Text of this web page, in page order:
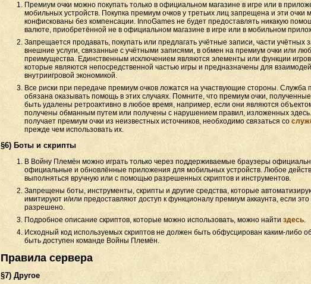
Премиум очки можно покупать только в официальном магазине в игре или в
мобильных устройств. Покупка премиум очков у третьих лиц запрещена и эти очки
конфискованы без компенсации. InnoGames не будет предоставлять никакую
валюте, приобретённой не в официальном магазине в игре или в мобильном
Запрещается продавать, покупать или предлагать учётные записи, части учётных
внешние услуги, связанные с учётными записями, в обмен на премиум очки или
преимущества. Единственным исключением являются элементы или функции
которые являются непосредственной частью игры и предназначены для
внутриигровой экономикой.
Все риски при передаче премиум очков ложатся на участвующие стороны. Служба
обязана оказывать помощь в этих случаях. Помните, что премиум очки, полученные
быть удалены ретроактивно в любое время, например, если они являются
получены обманным путем или получены с нарушением правил, изложенных здесь.
получает премиум очки из неизвестных источников, необходимо связаться со
прежде чем использовать их.
§6) Боты и скрипты
В Войну Племён можно играть только через поддерживаемые браузеры
официальные и обновлённые приложения для мобильных устройств. Любое
выполняться вручную или с помощью разрешенных скриптов и инструментов.
Запрещены боты, инструменты, скрипты и другие средства, которые
имитируют и/или предоставляют доступ к функционалу премиум аккаунта, если
разрешено.
Подробное описание скриптов, которые можно использовать, можно найтиздесь.
Исходный код используемых скриптов не должен быть обфусцирован каким-либо
быть доступен команде Войны Племён.
Правила сервера
§7) Другое